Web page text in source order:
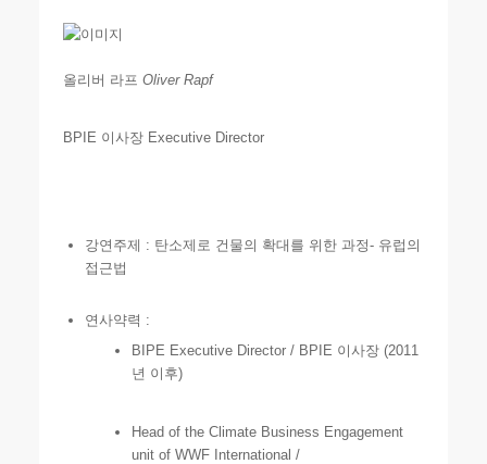
올리버 라프 Oliver Rapf
BPIE 이사장 Executive Director
강연주제 : 탄소제로 건물의 확대를 위한 과정- 유럽의
접근법
연사약력 :
BIPE Executive Director / BPIE 이사장 (2011
년 이후)
Head of the Climate Business Engagement
unit of WWF International /